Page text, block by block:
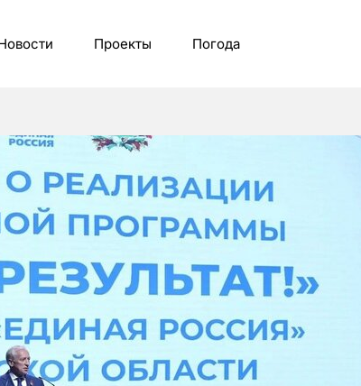
Проекты Погода